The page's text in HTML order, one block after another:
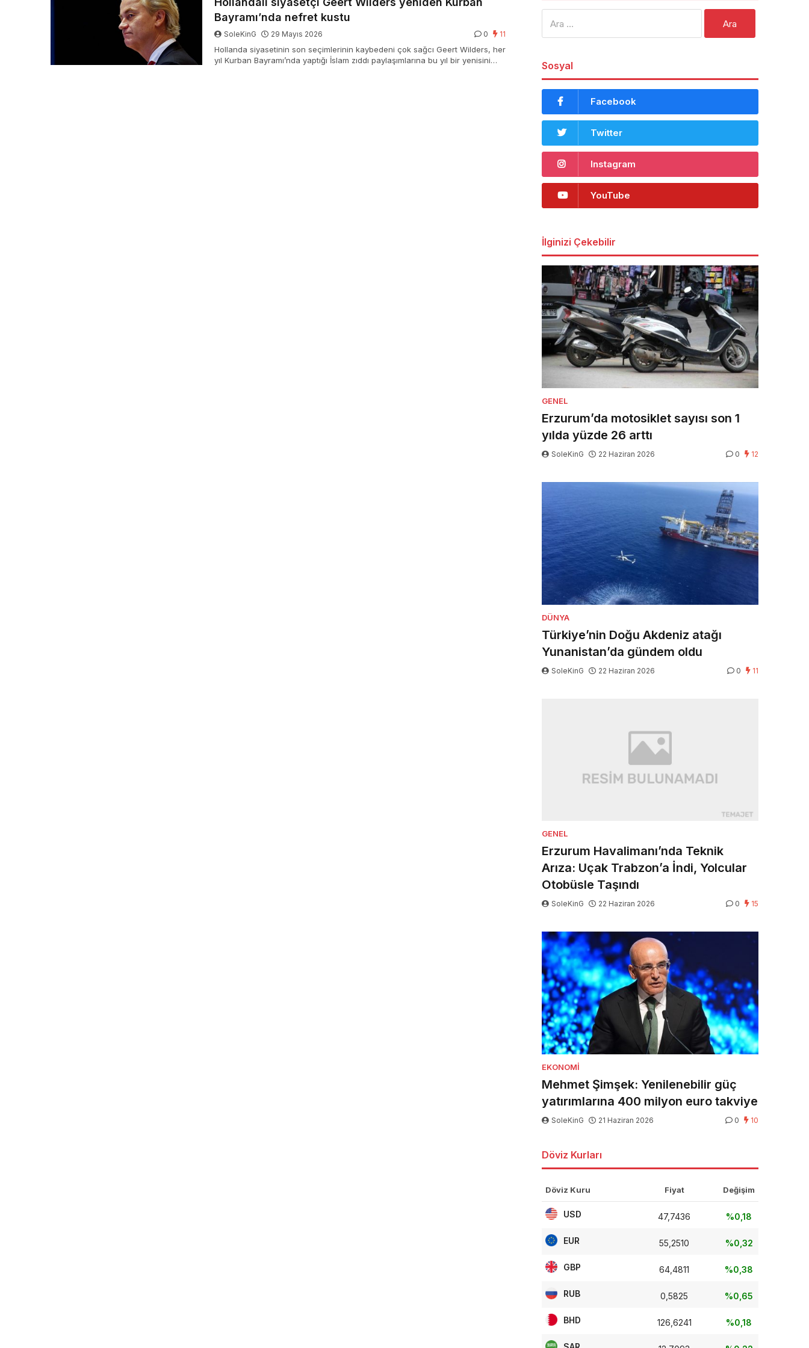
Bayramı’nda nefret kustu
SoleKinG 29 Mayıs 2026 0 11
Hollanda siyasetinin son seçimlerinin kaybedeni çok sağcı Geert Wilders, her
yıl Kurban Bayramı’nda yaptığı İslam zıddı paylaşımlarına bu yıl bir yenisini
Sosyal
Facebook
Twitter
Instagram
YouTube
İlginizi Çekebilir
GENEL
Erzurum’da motosiklet sayısı son 1
yılda yüzde 26 arttı
SoleKinG 22 Haziran 2026 0 12
DÜNYA
Türkiye’nin Doğu Akdeniz atağı
Yunanistan’da gündem oldu
SoleKinG 22 Haziran 2026 0 11
GENEL
Erzurum Havalimanı’nda Teknik
Arıza: Uçak Trabzon’a İndi, Yolcular
Otobüsle Taşındı
SoleKinG 22 Haziran 2026 0 15
EKONOMI
Mehmet Şimşek: Yenilenebilir güç
yatırımlarına 400 milyon euro takviye
SoleKinG 21 Haziran 2026 0 10
Döviz Kurları
Döviz Kuru Fiyat Değişim
USD 47,7436 %0,18
EUR 55,2510 %0,32
GBP 64,4811 %0,38
RUB 0,5825 %0,65
BHD 126,6241 %0,18